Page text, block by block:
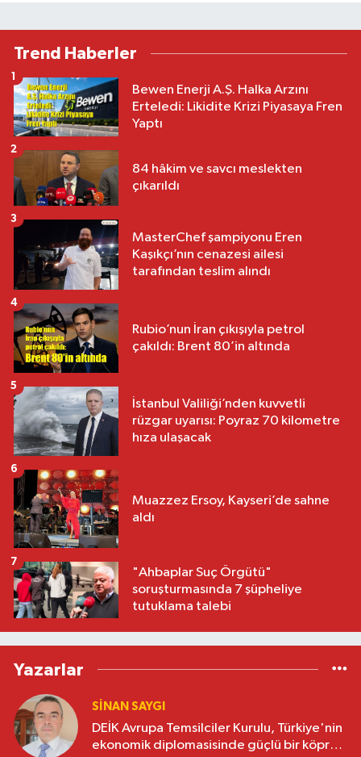
Trend Haberler
Bewen Enerji A.Ş. Halka Arzını
Erteledi: Likidite Krizi Piyasaya Fren
Yaptı
1
84 hâkim ve savcı meslekten
çıkarıldı
2
MasterChef şampiyonu Eren
Kaşıkçı’nın cenazesi ailesi
tarafından teslim alındı
3
Rubio’nun İran çıkışıyla petrol
çakıldı: Brent 80’in altında
4
İstanbul Valiliği’nden kuvvetli
rüzgar uyarısı: Poyraz 70 kilometre
hıza ulaşacak
5
Muazzez Ersoy, Kayseri’de sahne
aldı
6
"Ahbaplar Suç Örgütü"
soruşturmasında 7 şüpheliye
tutuklama talebi
7
Yazarlar
SINAN SAYGI
DEİK Avrupa Temsilciler Kurulu, Türkiye'nin
ekonomik diplomasisinde güçlü bir köprü